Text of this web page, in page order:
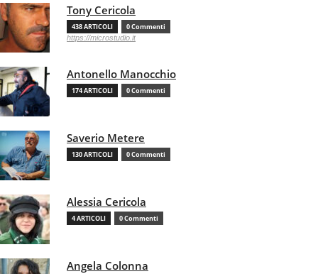
Tony Cericola
438 ARTICOLI 0 Commenti
https://microstudio.it
Antonello Manocchio
174 ARTICOLI 0 Commenti
Saverio Metere
130 ARTICOLI 0 Commenti
Alessia Cericola
4 ARTICOLI 0 Commenti
Angela Colonna